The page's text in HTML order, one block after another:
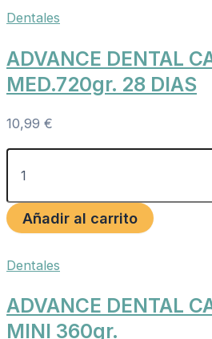
Dentales
ADVANCE DENTAL
MED.720gr. 28 DIAS
10,99 €
Añadir al carrito
Dentales
ADVANCE DENTAL
MINI 360gr.